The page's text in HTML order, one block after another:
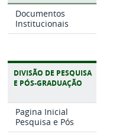
Documentos
Institucionais
DIVISÃO DE PESQUISA
E PÓS-GRADUAÇÃO
Pagina Inicial
Pesquisa e Pós